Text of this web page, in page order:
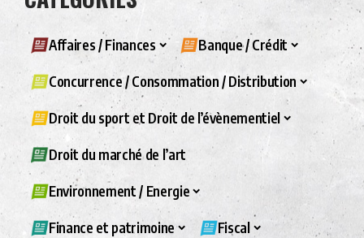
Affaires / Finances Banque / Crédit
Concurrence / Consommation / Distribution
Droit du sport et Droit de l’évènementiel
Droit du marché de l’art
Environnement / Energie
Finance et patrimoine Fiscal